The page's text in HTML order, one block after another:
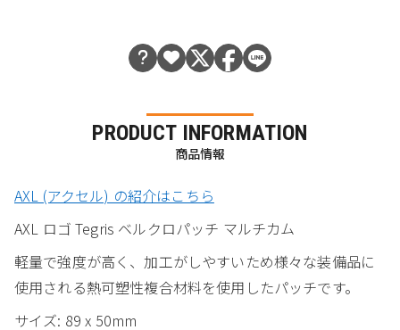
PRODUCT INFORMATION
商品情報
AXL (アクセル) の紹介はこちら
AXL ロゴ Tegris ベルクロパッチ マルチカム
軽量で強度が高く、加工がしやすいため様々な装備品に
使用される熱可塑性複合材料を使用したパッチです。
サイズ: 89 x 50mm